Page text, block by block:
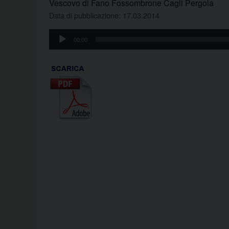
Vescovo di Fano Fossombrone Cagli Pergola
Data di pubblicazione: 17.03.2014
Audio
Player
00:00